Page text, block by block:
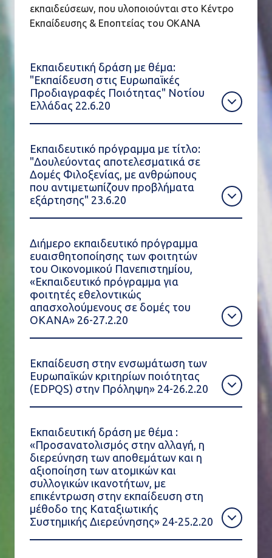
εκπαιδεύσεων, που υλοποιούνται στο Κέντρο
Εκπαίδευσης & Εποπτείας του ΟΚΑΝΑ
Εκπαιδευτική δράση με θέμα:
"Εκπαίδευση στις Ευρωπαϊκές
Προδιαγραφές Ποιότητας" Νοτίου
Ελλάδας 22.6.20
Εκπαιδευτικό πρόγραμμα με τίτλο:
"Δουλεύοντας αποτελεσματικά σε
Δομές Φιλοξενίας, με ανθρώπους
που αντιμετωπίζουν προβλήματα
εξάρτησης" 23.6.20
Διήμερο εκπαιδευτικό πρόγραμμα
ευαισθητοποίησης των φοιτητών
του Οικονομικού Πανεπιστημίου,
«Εκπαιδευτικό πρόγραμμα για
φοιτητές εθελοντικώς
απασχολούμενους σε δομές του
ΟΚΑΝΑ» 26-27.2.20
Εκπαίδευση στην ενσωμάτωση των
Ευρωπαϊκών κριτηρίων ποιότητας
(EDPQS) στην Πρόληψη» 24-26.2.20
Εκπαιδευτική δράση με θέμα :
«Προσανατολισμός στην αλλαγή, η
διερεύνηση των αποθεμάτων και η
αξιοποίηση των ατομικών και
συλλογικών ικανοτήτων, με
επικέντρωση στην εκπαίδευση στη
μέθοδο της Καταξιωτικής
Συστημικής Διερεύνησης» 24-25.2.20